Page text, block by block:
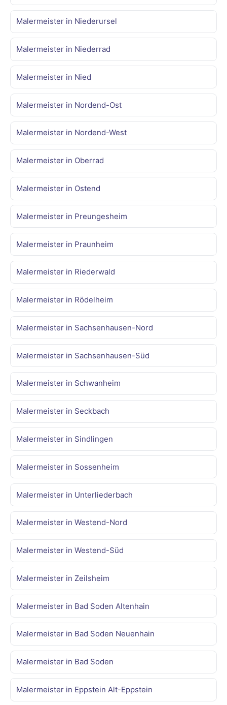
Malermeister in Niederursel
Malermeister in Niederrad
Malermeister in Nied
Malermeister in Nordend-Ost
Malermeister in Nordend-West
Malermeister in Oberrad
Malermeister in Ostend
Malermeister in Preungesheim
Malermeister in Praunheim
Malermeister in Riederwald
Malermeister in Rödelheim
Malermeister in Sachsenhausen-Nord
Malermeister in Sachsenhausen-Süd
Malermeister in Schwanheim
Malermeister in Seckbach
Malermeister in Sindlingen
Malermeister in Sossenheim
Malermeister in Unterliederbach
Malermeister in Westend-Nord
Malermeister in Westend-Süd
Malermeister in Zeilsheim
Malermeister in Bad Soden Altenhain
Malermeister in Bad Soden Neuenhain
Malermeister in Bad Soden
Malermeister in Eppstein Alt-Eppstein